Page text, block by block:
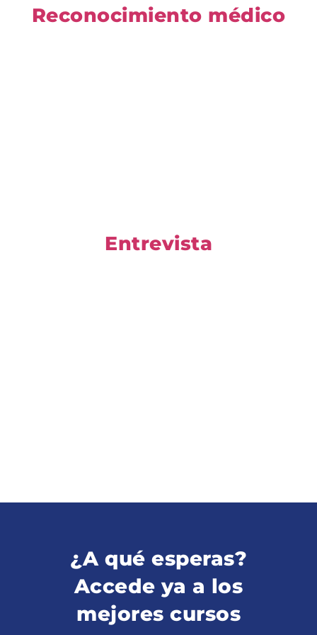
Reconocimiento médico
Entrevista
¿A qué esperas?
Accede ya a los
mejores cursos